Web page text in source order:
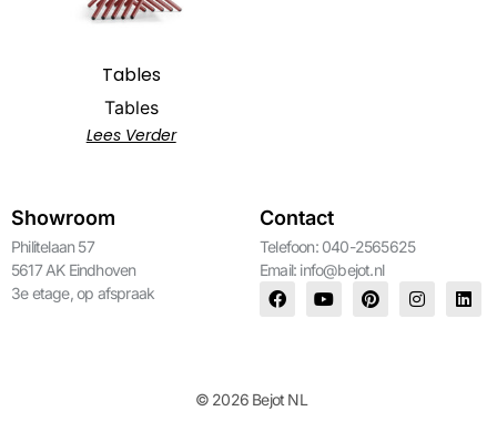
Tables
Tables
Lees Verder
Showroom
Philitelaan 57
5617 AK Eindhoven
3e etage, op afspraak
Contact
Telefoon: 040-2565625
Email: info@bejot.nl
© 2026 Bejot NL